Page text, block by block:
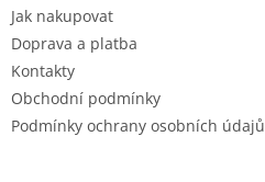
Jak nakupovat
Doprava a platba
Kontakty
Obchodní podmínky
Podmínky ochrany osobních údajů